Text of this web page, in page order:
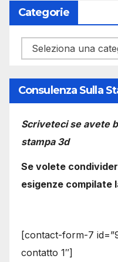
Categorie
Categorie
Consulenza Sulla
Scriveteci se avete
stampa 3d
Se volete
esigenze compilate
[contact-form-7
contatto 1″]